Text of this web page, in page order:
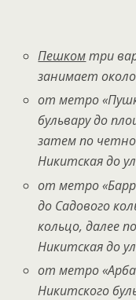
Пешкомтри
занимает
от метро
бульвару до
затем по
Никитская до
от метро
до Садового
кольцо, далее
Никитская до
от метро
Никитского